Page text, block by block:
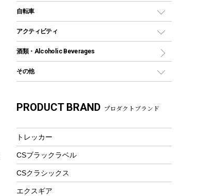
ポール
グランドシート
ツール
焚き火台&ストーブ
火起こし
バーベキューツール
燃料・着火剤・炭
クッキングツール
ナイフ
カトラリー
マグカップ、カップ
フードボトル
コーヒー&ミル
トレー
ランチョンマット
ディズニーボトル
保冷剤
リュック、バックパック
トートバッグ、サコッシュ
ショッピングキャリー
その他アウトドア雑貨
レイン
ツール、他
インフレータブル
カヤック
パドル
ヘルメット
アクセサリー
自転車
折りたたみ自転車
スポーツサイクル
シティサイクル
自転車用アクセサリー
自転車ウェア
アクティビティ
マリン
ラッシュガード
テント
フローティングベスト
ヘルメット
エアーポンプ
酒類・Alcoholic Beverages
その他
湯たんぽ
PRODUCT BRAND プロダクトブランド
トレッカー
CSブラックラベル
CSクラシックス
エクスギア